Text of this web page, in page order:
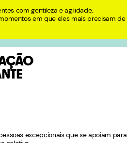
com gentileza e agilidade,
em que eles mais precisam de
excepcionais que se apoiam para